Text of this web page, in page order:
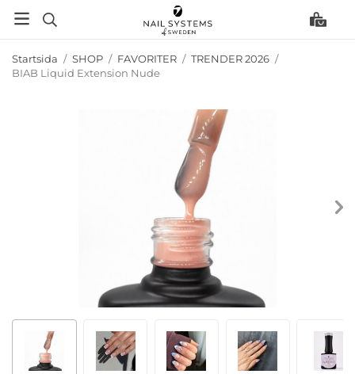
Startsida / SHOP / FAVORITER / TRENDER 2026 /
BIAB Liquid Extension Nude